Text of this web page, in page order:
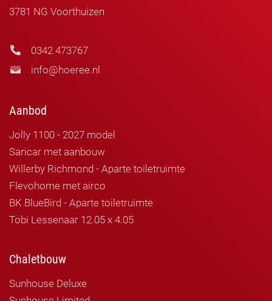
3781 NG Voorthuizen
0342 473767
info@hoeree.nl
Aanbod
Jolly 1100 - 2027 model
Saricar met aanbouw
Willerby Richmond - Aparte toiletruimte
Flevohome met airco
BK BlueBird - Aparte toiletruimte
Tobi Lessenaar 12.05 x 4.05
Chaletbouw
Sunhouse Deluxe